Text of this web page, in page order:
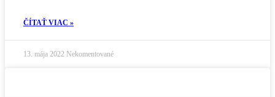
ČÍTAŤ VIAC »
13. mája 2022 Nekomentované